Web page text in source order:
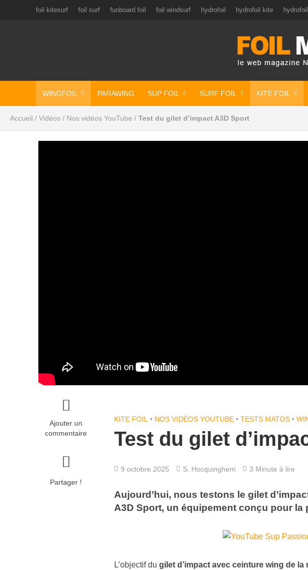
foil kitesurf foil surf funboard foil foil windsurf hydrofoil hydrofoil kite
WINGFOIL PARAWING SUP FOIL SURF FOIL KITE FOIL
Accueil / Vidéos / Nos vidéos YouTube / Test du gilet d’impact A3D Sport
Ajouter un
commentaire
Partager !
KITE FOIL • NOS VIDÉOS YOUTUBE • TESTS MATOS •
Test du gilet
9 octobre 2025 S. Hocquinghem 3 Minute à lire
Aujourd’hui, nous testons le gilet
A3D Sport, un équipement conçu pour
L’objectif du gilet d’impact avec ceinture wing de la